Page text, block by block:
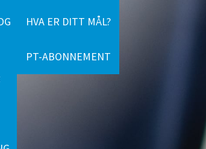
HVA ER DITT MÅL?
PT-ABONNEMENT